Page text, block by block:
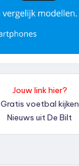
Jouw link hier?
Gratis voetbal kijken
Nieuws uit De Bilt